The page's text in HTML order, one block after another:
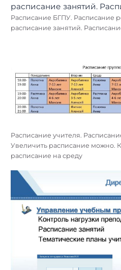
Расписание БГПУ. Расписание
расписание занятий.
Расписание учителя.
Увеличить расписание можно.
расписание на среду